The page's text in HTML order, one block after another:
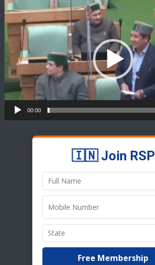
Video
Player
00:00
🇮🇳 Join RSP
Free Membership